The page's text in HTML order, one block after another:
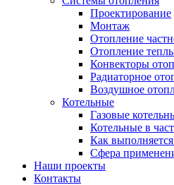
Проектирование
Монтаж
Отопление
Отопление
Конвекторы
Радиаторное
Воздушное
Котельные
Газовые
Котельные в
Как
Сфера
Наши проекты
Контакты